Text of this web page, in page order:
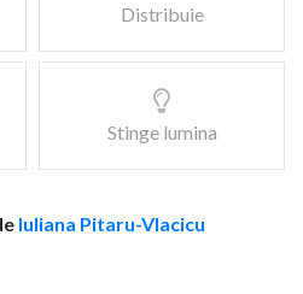
Distribuie
Stinge lumina
Iuliana Pitaru-Vlacicu